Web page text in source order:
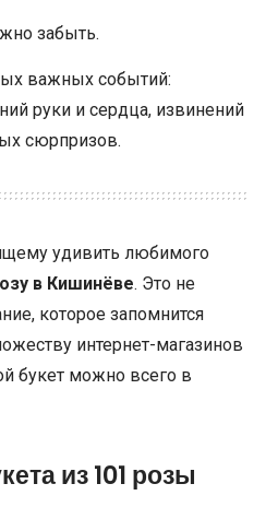
забыть.
важных событий:
руки и сердца, извинений
сюрпризов.
удивить любимого
в Кишинёве. Это не
которое запомнится
интернет-магазинов
букет можно всего в
из 101 розы